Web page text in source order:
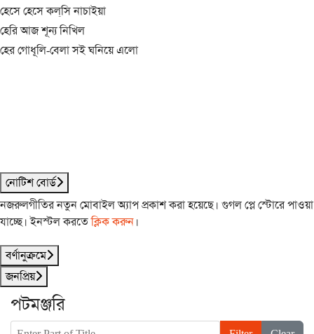
হেসে হেসে কল্‌সি নাচাইয়া
হেরি আজ শূন্য নিখিল
হের গোধূলি-বেলা সই ঘনিয়ে এলো
নোটিশ বোর্ড
নজরুলগীতির নতুন মোবাইল অ্যাপ প্রকাশ করা হয়েছে। গুগল প্লে স্টোরে পাওয়া
যাচ্ছে। ইনস্টল করতেক্লিক করুন।
বর্ণানুক্রমে
জনপ্রিয়
পটমঞ্জরি
Enter Part of Title